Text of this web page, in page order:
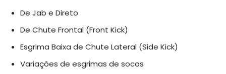
De Jab e Direto
De Chute Frontal (Front Kick)
Esgrima Baixa de Chute Lateral (Side Kick)
Variações de esgrimas de socos